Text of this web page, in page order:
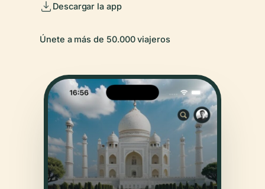
Descargar la app
Únete a más de 50.000 viajeros